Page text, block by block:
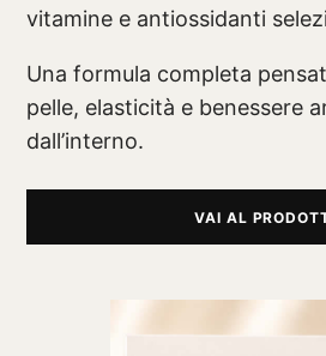
vitamine e antiossidanti
Una formula completa
pelle, elasticità e benessere
dall’interno.
VAI AL